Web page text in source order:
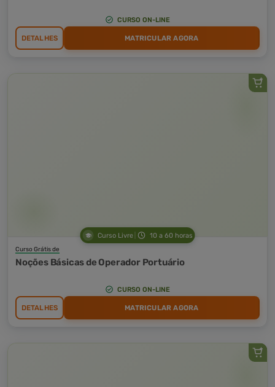
CURSO ON-LINE
DETALHES MATRICULAR AGORA
Curso Livre 10 a 60 horas
Curso Grátis de
Noções Básicas de Operador Portuário
CURSO ON-LINE
DETALHES MATRICULAR AGORA